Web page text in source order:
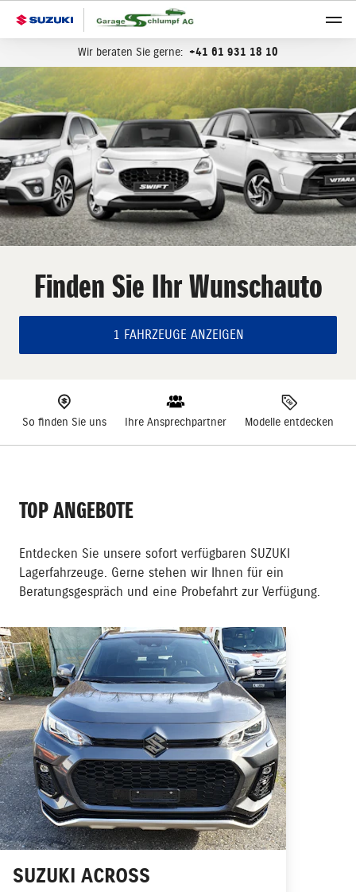
Wir beraten Sie gerne: +41 61 931 18 10
Finden Sie Ihr Wunschauto
1 FAHRZEUGE ANZEIGEN
So finden Sie uns Ihre Ansprechpartner Modelle entdecken
TOP ANGEBOTE
Entdecken Sie unsere sofort verfügbaren SUZUKI
Lagerfahrzeuge. Gerne stehen wir Ihnen für ein
Beratungsgespräch und eine Probefahrt zur Verfügung.
SUZUKI ACROSS